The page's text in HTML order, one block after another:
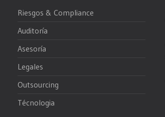
Riesgos & Compliance
Auditoría
Asesoría
Legales
Outsourcing
Técnologia